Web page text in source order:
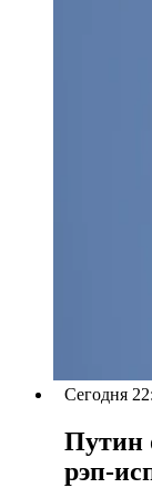
Сегодня
Путин
рэп-